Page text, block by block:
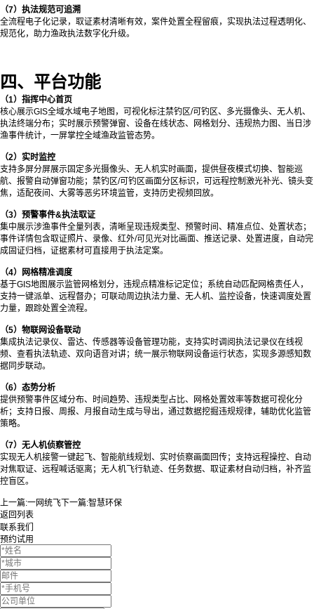
（7）执法规范可追溯
全流程电子化记录，取证素材清晰有效，案件处置全程留痕，实现执法过程透明化、
规范化，助力渔政执法数字化升级。
四、平台功能
（1）指挥中心首页
核心展示GIS全域水域电子地图，可视化标注禁钓区/可钓区、多光摄像头、无人机、
执法终端分布；实时展示预警弹窗、设备在线状态、网格划分、违规热力图、当日涉
渔事件统计，一屏掌控全域渔政监管态势。
（2）实时监控
支持多屏分屏展示固定多光摄像头、无人机实时画面，提供昼夜模式切换、智能巡
航、报警自动弹窗功能；禁钓区/可钓区画面分区标识，可远程控制激光补光、镜头变
焦，适配夜间、大雾等恶劣环境监管，支持历史视频回放。
（3）预警事件&执法取证
集中展示涉渔事件全量列表，清晰呈现违规类型、预警时间、精准点位、处置状态；
事件详情包含取证照片、录像、红外/可见光对比画面、推送记录、处置进度，自动完
成固证归档，证据素材可直接用于执法定案。
（4）网格精准调度
基于GIS地图展示监管网格划分，违规点精准标记定位；系统自动匹配网格责任人，
支持一键派单、远程督办；可联动周边执法力量、无人机、监控设备，快速调度处置
力量，跟踪处置全流程。
（5）物联网设备联动
集成执法记录仪、雷达、传感器等设备管理功能，支持实时调阅执法记录仪在线视
频、查看执法轨迹、双向语音对讲；统一展示物联网设备运行状态，实现多源感知数
据同步联动。
（6）态势分析
提供预警事件区域分布、时间趋势、违规类型占比、网格处置效率等数据可视化分
析；支持日报、周报、月报自动生成与导出，通过数据挖掘违规规律，辅助优化监管
策略。
（7）无人机侦察管控
实现无人机接警一键起飞、智能航线规划、实时侦察画面回传；支持远程操控、自动
对焦取证、远程喊话驱离；无人机飞行轨迹、任务数据、取证素材自动归档，补齐监
控盲区。
上一篇:一网统飞 下一篇:智慧环保
返回列表
联系我们
预约试用